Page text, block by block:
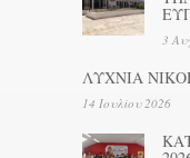
3
ΛΥΧΝΙΑ
14 Ιουλίου 2026